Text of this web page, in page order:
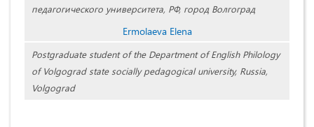
педагогического университета, РФ, город Волгоград
Ermolaeva Elena
Postgraduate student of the Department of English Philology
of Volgograd state socially pedagogical university, Russia,
Volgograd